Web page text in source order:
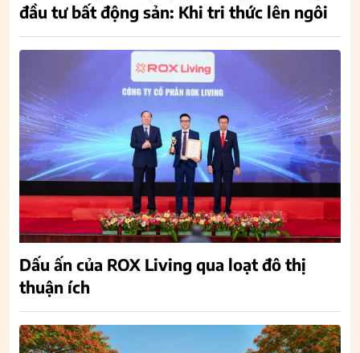
đầu tư bất động sản: Khi tri thức lên ngôi
Dấu ấn của ROX Living qua loạt đô thị
thuận ích